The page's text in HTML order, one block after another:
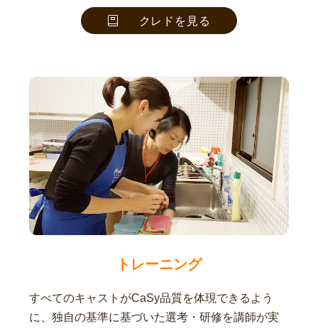
クレドを見る
トレーニング
すべてのキャストがCaSy品質を体現できるよう
に、独自の基準に基づいた選考・研修を講師が実